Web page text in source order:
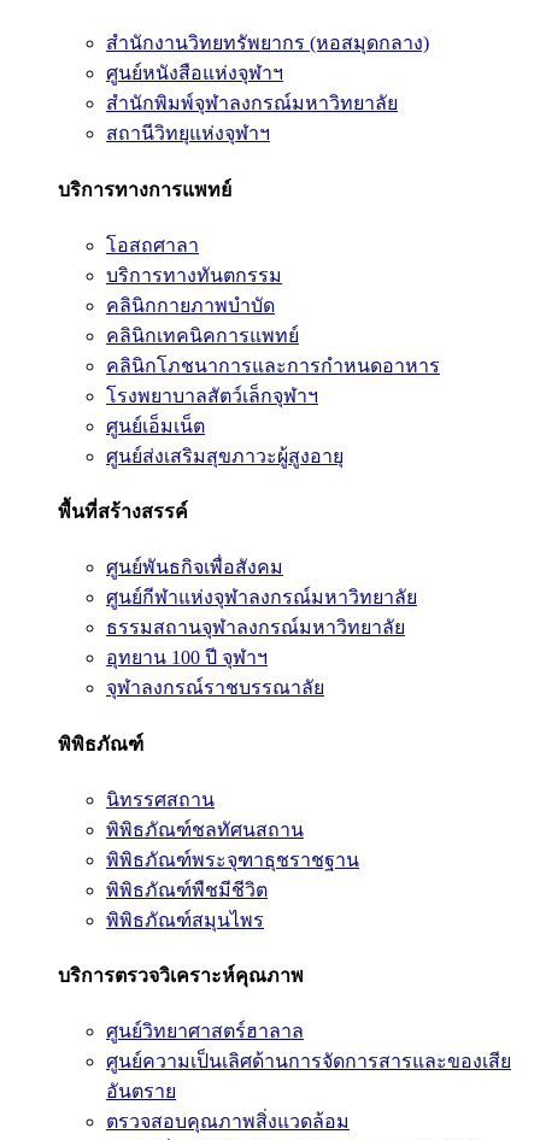
สำนักงานวิทยทรัพยากร (หอสมุดกลาง)
ศูนย์หนังสือแห่งจุฬาฯ
สำนักพิมพ์จุฬาลงกรณ์มหาวิทยาลัย
สถานีวิทยุแห่งจุฬาฯ
บริการทางการแพทย์
โอสถศาลา
บริการทางทันตกรรม
คลินิกกายภาพบำบัด
คลินิกเทคนิคการแพทย์
คลินิกโภชนาการและการกำหนดอาหาร
โรงพยาบาลสัตว์เล็กจุฬาฯ
ศูนย์เอ็มเน็ต
ศูนย์ส่งเสริมสุขภาวะผู้สูงอายุ
พื้นที่สร้างสรรค์
ศูนย์พันธกิจเพื่อสังคม
ศูนย์กีฬาแห่งจุฬาลงกรณ์มหาวิทยาลัย
ธรรมสถานจุฬาลงกรณ์มหาวิทยาลัย
อุทยาน 100 ปี จุฬาฯ
จุฬาลงกรณ์ราชบรรณาลัย
พิพิธภัณฑ์
นิทรรศสถาน
พิพิธภัณฑ์ชลทัศนสถาน
พิพิธภัณฑ์พระจุฑาธุชราชฐาน
พิพิธภัณฑ์พืชมีชีวิต
พิพิธภัณฑ์สมุนไพร
บริการตรวจวิเคราะห์คุณภาพ
ศูนย์วิทยาศาสตร์ฮาลาล
ศูนย์ความเป็นเลิศด้านการจัดการสารและของเสีย
อันตราย
ตรวจสอบคุณภาพสิ่งแวดล้อม